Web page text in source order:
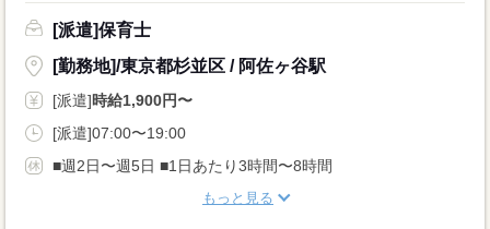
[派遣]保育士
[勤務地]/東京都杉並区 / 阿佐ヶ谷駅
[派遣]時給1,900円〜
[派遣]07:00〜19:00
■週2日〜週5日 ■1日あたり3時間〜8時間
もっと見る